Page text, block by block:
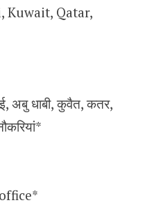
Kuwait, Qatar,
अबु धाबी, कुवैत, कतर,